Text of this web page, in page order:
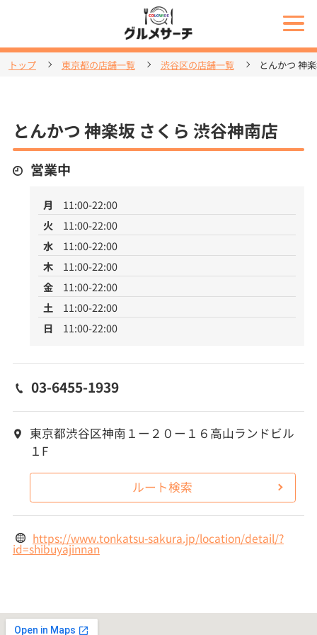
トップ 東京都の店舗一覧 渋谷区の店舗一覧 とんかつ 神
とんかつ 神楽坂 さくら 渋谷神南店
営業中
月
11:00-22:00
火
11:00-22:00
水
11:00-22:00
木
11:00-22:00
金
11:00-22:00
土
11:00-22:00
日
11:00-22:00
03-6455-1939
東京都渋谷区神南１ー２０ー１６高山ランドビル
１F
ルート検索
https://www.tonkatsu-sakura.jp/location/detail/?
id=shibuyajinnan